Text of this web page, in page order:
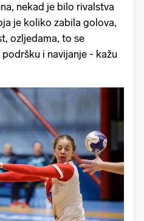
nekad je bilo rivalstva
je koliko zabila golova,
ozljedama, to se
i navijanje - kažu